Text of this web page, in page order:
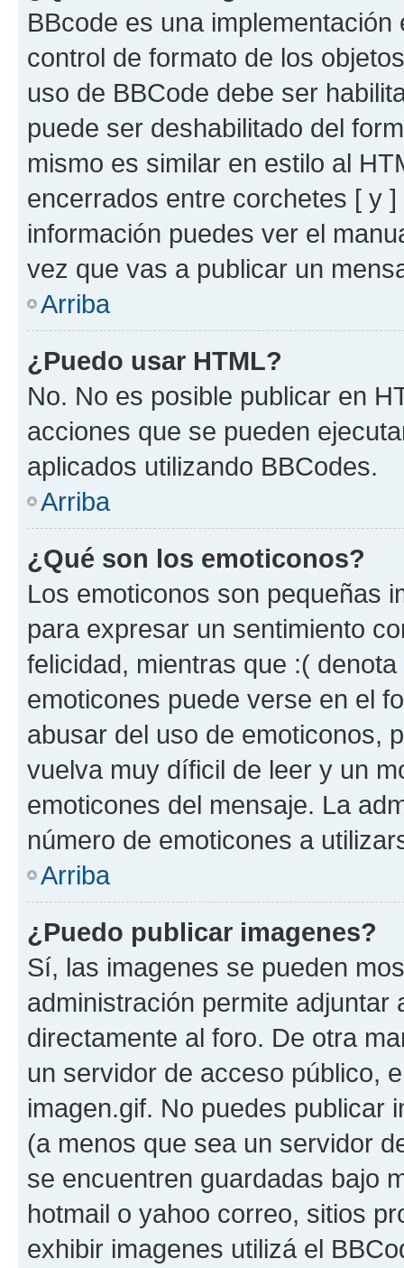
BBcode es una
control de formato de los
uso de BBCode debe ser
puede ser deshabilitado del
mismo es similar en estilo al
encerrados entre corchetes [ y
información puedes ver el
vez que vas a publicar un
Arriba
¿Puedo usar HTML?
No. No es posible publicar en
acciones que se pueden
aplicados utilizando BBCodes.
Arriba
¿Qué son los emoticonos?
Los emoticonos son pequeñas
para expresar un sentimiento
felicidad, mientras que :(
emoticones puede verse en el
abusar del uso de emoticonos,
vuelva muy díficil de leer y un
emoticones del mensaje. La
número de emoticones a
Arriba
¿Puedo publicar imagenes?
Sí, las imagenes se pueden
administración permite
directamente al foro. De otra
un servidor de acceso público,
imagen.gif. No puedes publicar
(a menos que sea un servidor
se encuentren guardadas bajo
hotmail o yahoo correo, sitios
exhibir imagenes utilizá el